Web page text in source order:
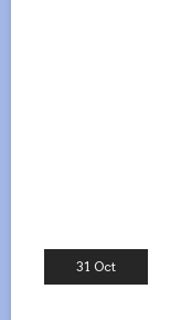
31 Oct